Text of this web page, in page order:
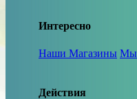
Интересно
Наши Магазины Мы
Действия